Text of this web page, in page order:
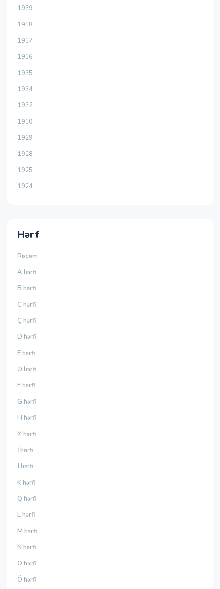
1939
1938
1937
1936
1935
1934
1932
1930
1929
1928
1925
1924
Hərf
Rəqəm
A hərfi
B hərfi
C hərfi
Ç hərfi
D hərfi
E hərfi
Ə hərfi
F hərfi
G hərfi
H hərfi
X hərfi
İ hərfi
J hərfi
K hərfi
Q hərfi
L hərfi
M hərfi
N hərfi
O hərfi
Ö hərfi